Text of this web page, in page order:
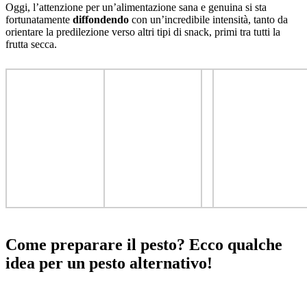
Oggi, l’attenzione per un’alimentazione sana e genuina si sta
fortunatamente diffondendo con un’incredibile intensità, tanto da
orientare la predilezione verso altri tipi di snack, primi tra tutti la
frutta secca.
Come preparare il pesto? Ecco qualche
idea per un pesto alternativo!